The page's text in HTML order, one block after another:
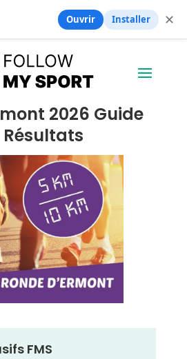
2026 Guide
FMS
Ouvrir Installer ✕